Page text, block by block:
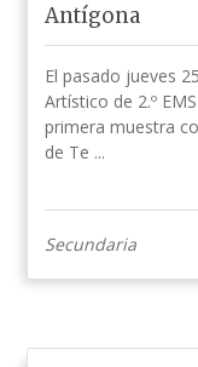
Antígona
El pasado jueves
Artístico de 2.º
primera muestra
de Te ...
Secundaria